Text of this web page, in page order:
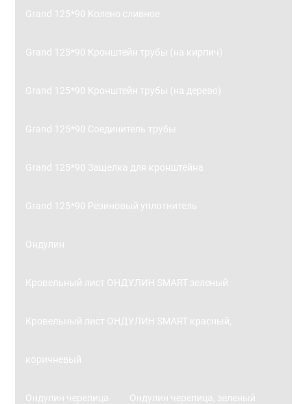
Grand 125*90 Колено сливное
Grand 125*90 Кронштейн трубы (на кирпич)
Grand 125*90 Кронштейн трубы (на дерево)
Grand 125*90 Соединитель трубы
Grand 125*90 Защелка для кронштейна
Grand 125*90 Резиновый уплотнитель
Ондулин
Кровельный лист ОНДУЛИН SMART зеленый
Кровельный лист ОНДУЛИН SMART красный,
коричневый
Ондулин черепица Ондулин черепица, зеленый